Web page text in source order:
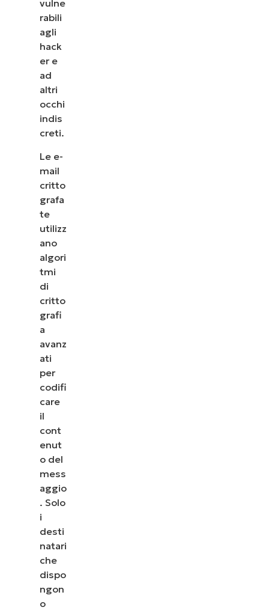
vulne
rabili
agli
hack
er e
ad
altri
occhi
indis
creti.
Le e-
mail
critto
grafa
te
utilizz
ano
algori
tmi
di
critto
grafi
a
avanz
ati
per
codifi
care
il
cont
enut
o del
mess
aggio
. Solo
i
desti
natari
che
dispo
ngon
o